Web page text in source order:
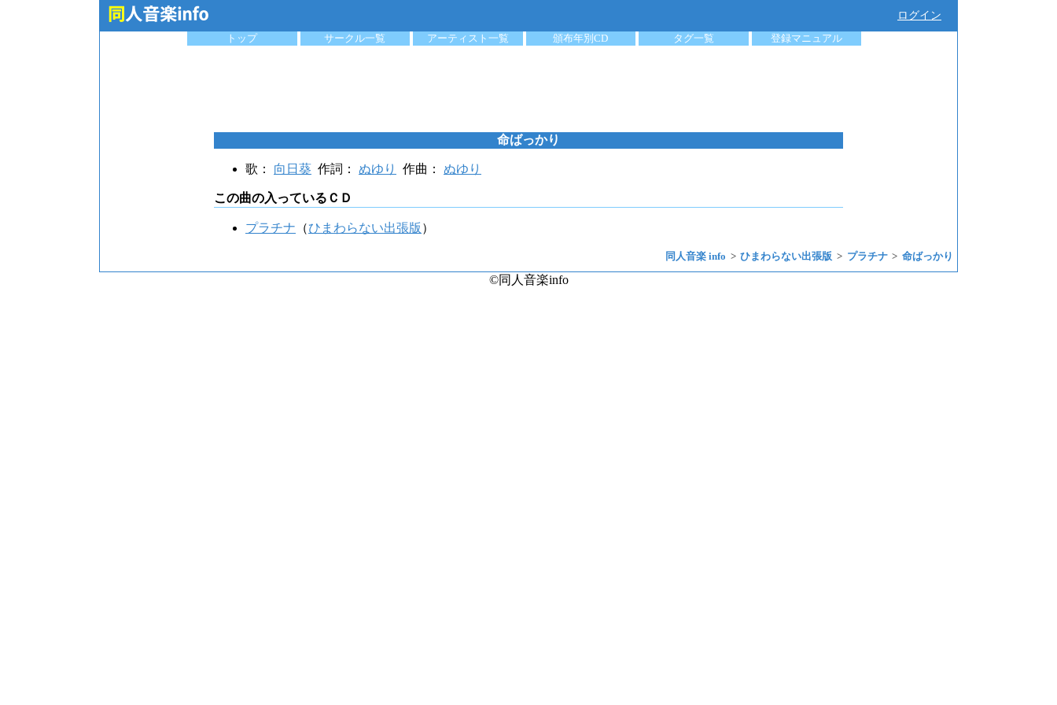
ログイン
トップ
サークル一覧 アーティスト一覧 頒布年別CD タグ一覧 登録マニュアル
命ばっかり
歌： 向日葵 作詞： ぬゆり 作曲： ぬゆり
この曲の入っているＣＤ
プラチナ （ひまわらない出張版 ）
同人音楽 info ひまわらない出張版 プラチナ 命ばっかり
©同人音楽info